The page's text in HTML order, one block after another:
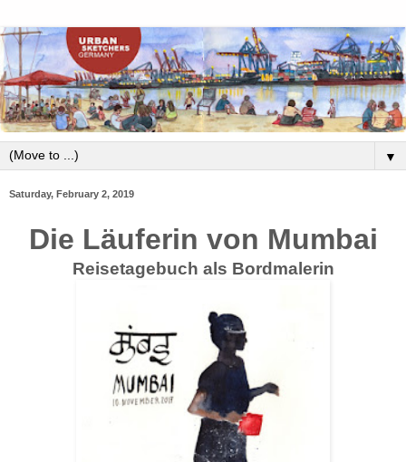
▼
Saturday, February 2, 2019
Die Läuferin von Mumbai
Reisetagebuch als Bordmalerin